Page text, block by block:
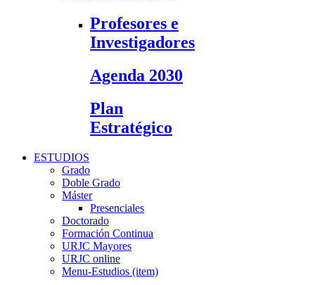
Profesores e
Investigadores
Agenda 2030
Plan
Estratégico
ESTUDIOS
Grado
Doble Grado
Máster
Presenciales
Doctorado
Formación Continua
URJC Mayores
URJC online
Menu-Estudios (item)